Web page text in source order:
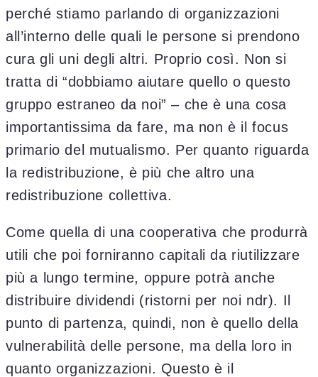
perché stiamo parlando di organizzazioni
all’interno delle quali le persone si prendono
cura gli uni degli altri. Proprio così. Non si
tratta di “dobbiamo aiutare quello o questo
gruppo estraneo da noi” – che è una cosa
importantissima da fare, ma non è il focus
primario del mutualismo. Per quanto riguarda
la redistribuzione, è più che altro una
redistribuzione collettiva.
Come quella di una cooperativa che produrrà
utili che poi forniranno capitali da riutilizzare
più a lungo termine, oppure potrà anche
distribuire dividendi (ristorni per noi ndr). Il
punto di partenza, quindi, non è quello della
vulnerabilità delle persone, ma della loro in
quanto organizzazioni. Questo è il